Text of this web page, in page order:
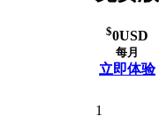
$0USD
每月
立即体验
1